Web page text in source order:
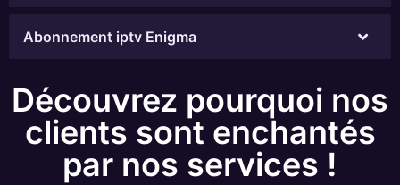
Abonnement iptv Enigma
Découvrez pourquoi nos
clients sont enchantés
par nos services !